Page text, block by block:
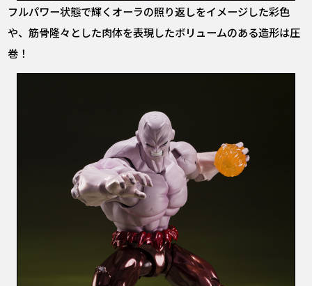
フルパワー状態で輝くオーラの照り返しをイメージした彩色
や、筋骨隆々とした肉体を表現したボリュームのある造形は圧
巻！